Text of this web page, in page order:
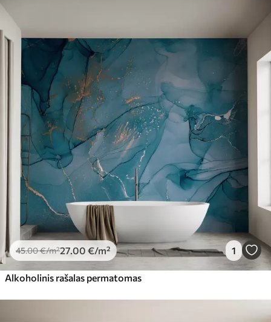
45.00€/m²27 .00 €/m² 1
Alkoholinis rašalas permatomas